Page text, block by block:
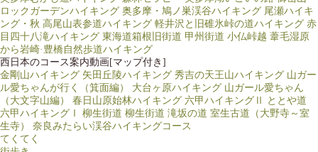
ロックガーデンハイキング 奥多摩・鳩ノ巣渓谷ハイキング 尾瀬ハイキ
ング・秋 高尾山表参道ハイキング 軽井沢と旧碓氷峠の道ハイキング 赤
目四十八滝ハイキング 東海道箱根旧街道 甲州街道 小仏峠越 葦毛湿原
から岩崎·豊橋自然歩道ハイキング
西日本のコース案内動画[マップ付き]
金剛山ハイキング 矢田丘陵ハイキング 秀吉の天王山ハイキング 山ガー
ル愛ちゃんが行く（箕面編）
大台ヶ原ハイキング 山ガール愛ちゃん
（大文字山編）
春日山原始林ハイキング 六甲ハイキングⅡ ととや道
六甲ハイキングⅠ
柳生街道 柳生街道 滝坂の道 室生古道（大野寺～室
生寺）
奈良みたらい渓谷ハイキングコース
てくてく